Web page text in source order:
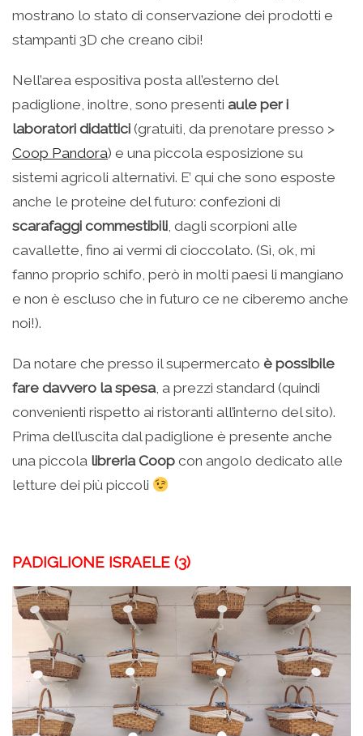
mostrano lo stato di conservazione dei prodotti e
stampanti 3D che creano cibi!
Nell’area espositiva posta all’esterno del
padiglione, inoltre, sono presenti aule per i
laboratori didattici (gratuiti, da prenotare presso >
Coop Pandora) e una piccola esposizione su
sistemi agricoli alternativi. E’ qui che sono esposte
anche le proteine del futuro: confezioni di
scarafaggi commestibili , dagli scorpioni alle
cavallette, fino ai vermi di cioccolato. (Sì, ok, mi
fanno proprio schifo, però in molti paesi li mangiano
e non è escluso che in futuro ce ne ciberemo anche
noi!).
Da notare che presso il supermercato è possibile
fare davvero la spesa, a prezzi standard (quindi
convenienti rispetto ai ristoranti all’interno del sito).
Prima dell’uscita dal padiglione è presente anche
una piccola libreria Coop con angolo dedicato alle
letture dei più piccoli
PADIGLIONE ISRAELE (3)